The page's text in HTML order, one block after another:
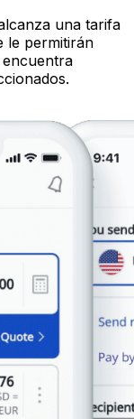
una tarifa
le permitirán